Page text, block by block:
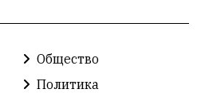
Общество
Политика